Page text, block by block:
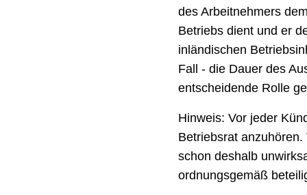
des Arbeitnehmers
Betriebs dient und er
inländischen
Fall - die Dauer des
entscheidende Rolle
Hinweis: Vor jeder
Betriebsrat
schon deshalb
ordnungsgemäß